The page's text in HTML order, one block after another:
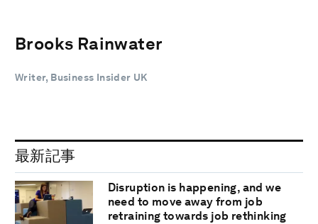
Brooks Rainwater
Writer, Business Insider UK
最新記事
Disruption is happening, and we
need to move away from job
retraining towards job rethinking